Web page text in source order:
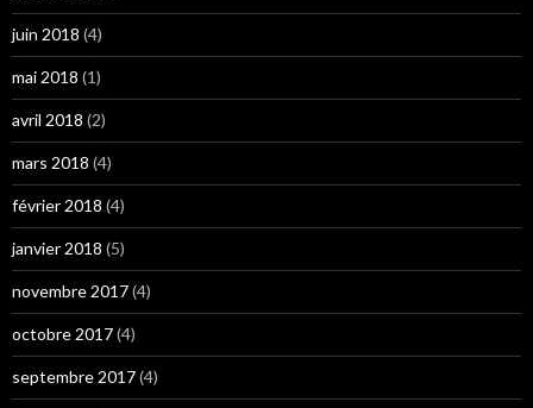
juin 2018 (4)
mai 2018 (1)
avril 2018 (2)
mars 2018 (4)
février 2018 (4)
janvier 2018 (5)
novembre 2017(4)
octobre 2017(4)
septembre 2017(4)